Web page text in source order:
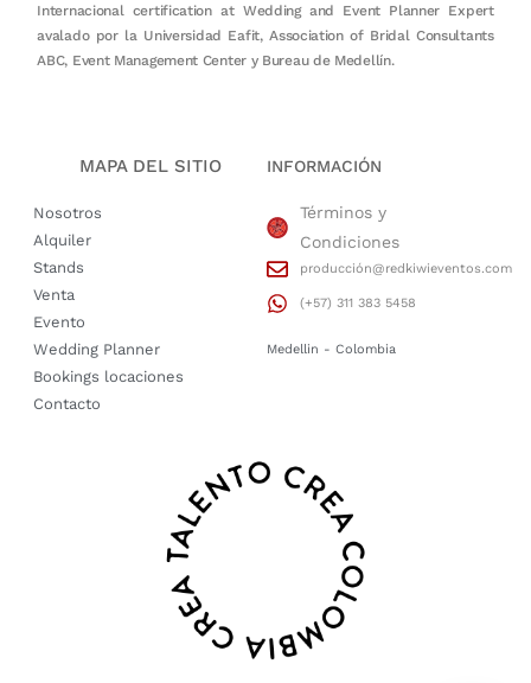
Internacional certification at Wedding and Event Planner Expert
avalado por la Universidad Eafit, Association of Bridal Consultants
ABC, Event Management Center y Bureau de Medellín.
MAPA DEL SITIO
Nosotros
Alquiler
Stands
Venta
Evento
Wedding Planner
Bookings locaciones
Contacto
INFORMACIÓN
Términos y
Condiciones
producción@redkiwieventos.com
(+57) 311 383 5458
Medellin - Colombia